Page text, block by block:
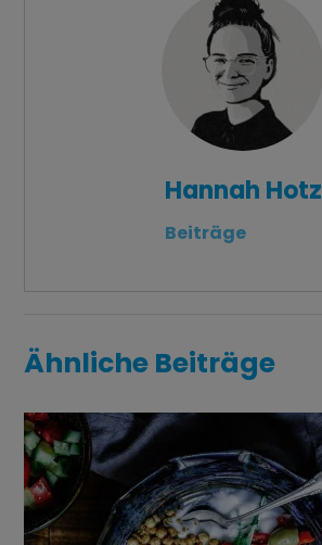
Hannah Hotz
Beiträge
Ähnliche Beiträge